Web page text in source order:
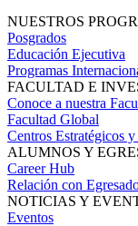
NUESTROS
Posgrados
Educación Ejecutiva
Programas
FACULTAD E
Conoce a nuestra
Facultad Global
Centros Estratégicos
ALUMNOS Y
Career Hub
Relación con
NOTICIAS Y
Eventos